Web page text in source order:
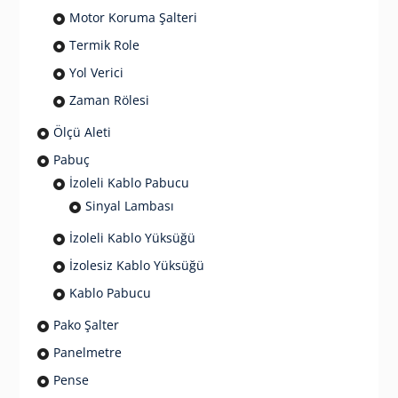
Motor Koruma Şalteri
Termik Role
Yol Verici
Zaman Rölesi
Ölçü Aleti
Pabuç
İzoleli Kablo Pabucu
Sinyal Lambası
İzoleli Kablo Yüksüğü
İzolesiz Kablo Yüksüğü
Kablo Pabucu
Pako Şalter
Panelmetre
Pense